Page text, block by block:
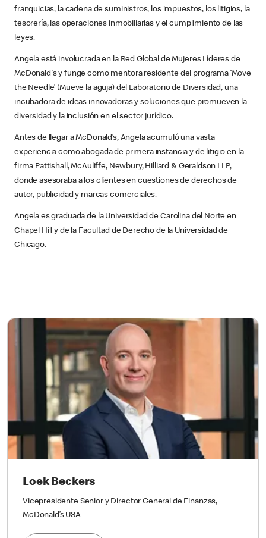
franquicias, la cadena de suministros, los impuestos, los litigios, la
tesorería, las operaciones inmobiliarias y el cumplimiento de las
leyes.
Angela está involucrada en la Red Global de Mujeres Líderes de
McDonald's y funge como mentora residente del programa ‘Move
the Needle’ (Mueve la aguja) del Laboratorio de Diversidad, una
incubadora de ideas innovadoras y soluciones que promueven la
diversidad y la inclusión en el sector jurídico.
Antes de llegar a McDonald’s, Angela acumuló una vasta
experiencia como abogada de primera instancia y de litigio en la
firma Pattishall, McAuliffe, Newbury, Hilliard & Geraldson LLP,
donde asesoraba a los clientes en cuestiones de derechos de
autor, publicidad y marcas comerciales.
Angela es graduada de la Universidad de Carolina del Norte en
Chapel Hill y de la Facultad de Derecho de la Universidad de
Chicago.
Loek Beckers
Vicepresidente Senior y Director General de Finanzas,
McDonald’s USA